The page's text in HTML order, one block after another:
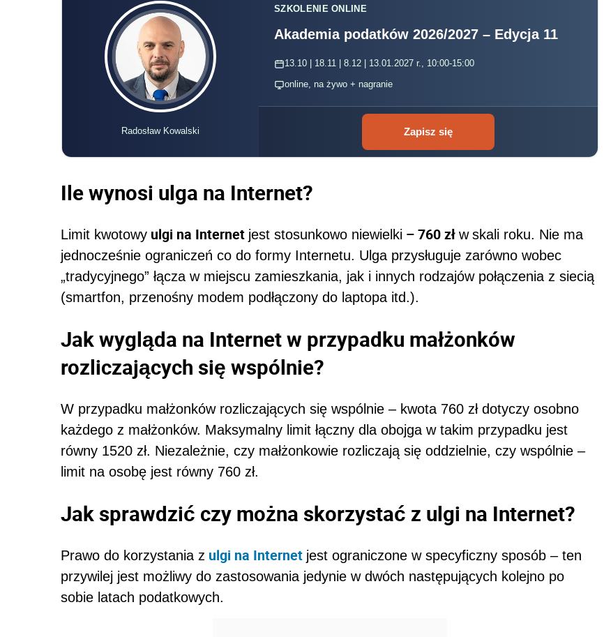
Radosław Kowalski
SZKOLENIE ONLINE
Akademia podatków 2026/2027 – Edycja 11
13.10 | 18.11 | 8.12 | 13.01.2027 r., 10:00-15:00
online, na żywo + nagranie
Zapisz się
Ile wynosi ulga na Internet?
Limit kwotowy ulgi na Internet jest stosunkowo niewielki – 760 zł w skali roku. Nie ma
jednocześnie ograniczeń co do formy Internetu. Ulga przysługuje zarówno wobec
„tradycyjnego” łącza w miejscu zamieszkania, jak i innych rodzajów połączenia z siecią
(smartfon, przenośny modem podłączony do laptopa itd.).
Jak wygląda na Internet w przypadku małżonków
rozliczających się wspólnie?
W przypadku małżonków rozliczających się wspólnie – kwota 760 zł dotyczy osobno
każdego z małżonków. Maksymalny limit łączny dla obojga w takim przypadku jest
równy 1520 zł. Niezależnie, czy małżonkowie rozliczają się oddzielnie, czy wspólnie –
limit na osobę jest równy 760 zł.
Jak sprawdzić czy można skorzystać z ulgi na Internet?
Prawo do korzystania z ulgi na Internet jest ograniczone w specyficzny sposób – ten
przywilej jest możliwy do zastosowania jedynie w dwóch następujących kolejno po
sobie latach podatkowych.